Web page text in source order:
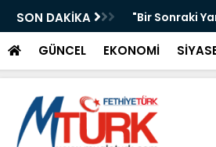
SON DAKİKA
DAVETİ "Bir Sonraki
GÜNCEL EKONOMİ